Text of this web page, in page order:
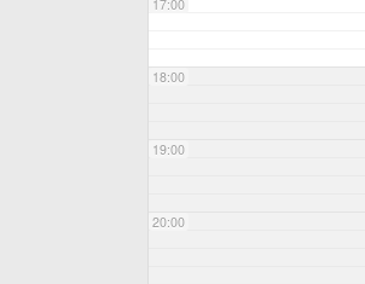
17:00
18:00
19:00
20:00